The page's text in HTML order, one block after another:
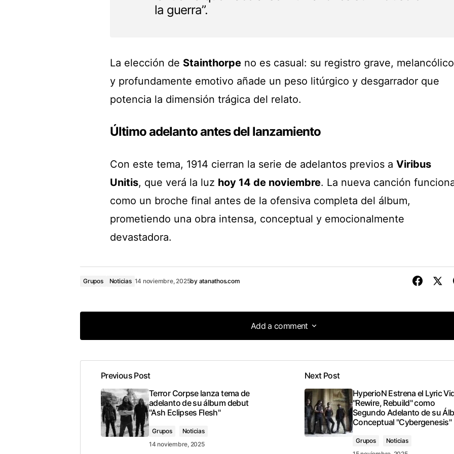
la guerra”.
La elección de Stainthorpe no es casual: su registro grave, melancólico
y profundamente emotivo añade un peso litúrgico y desgarrador que
potencia la dimensión trágica del relato.
Último adelanto antes del lanzamiento
Con este tema, 1914 cierran la serie de adelantos previos a Viribus
Unitis, que verá la luz hoy 14 de noviembre. La nueva canción
como un broche final antes de la ofensiva completa del álbum,
prometiendo una obra intensa, conceptual y emocionalmente
devastadora.
Grupos Noticias 14 noviembre, 2025by atanathos.com
Add a comment
Add a comment
conectado
Previous Post
Terror Corpse lanza tema de
adelanto de su álbum debut
"Ash Eclipses Flesh"
Grupos
Noticias
14 noviembre, 2025
Next Post
HyperioN Estrena el Lyric
"Rewire, Rebuild" como
Segundo Adelanto de su
Conceptual "Cybergenesis"
Grupos
Noticias